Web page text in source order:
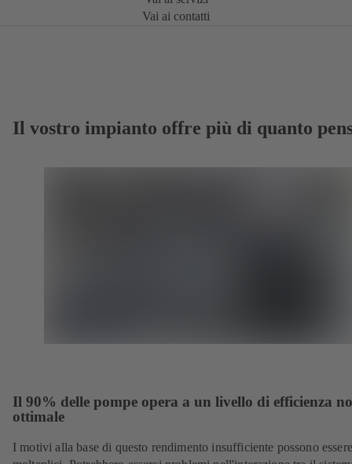
Vai ai contatti
Il vostro impianto offre più di quanto
Il 90% delle pompe opera a un livello di efficienza
ottimale
I motivi alla base di questo rendimento insufficiente possono essere